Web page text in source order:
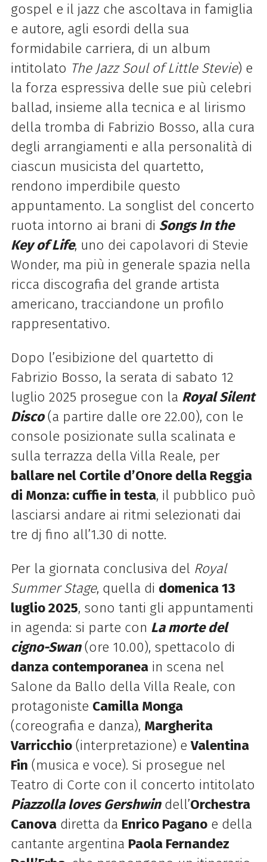
gospel e il jazz che ascoltava in famiglia
e autore, agli esordi della sua
formidabile carriera, di un album
intitolato The Jazz Soul of Little Stevie) e
la forza espressiva delle sue più celebri
ballad, insieme alla tecnica e al lirismo
della tromba di Fabrizio Bosso, alla cura
degli arrangiamenti e alla personalità di
ciascun musicista del quartetto,
rendono imperdibile questo
appuntamento. La songlist del concerto
ruota intorno ai brani di Songs In the
Key of Life, uno dei capolavori di Stevie
Wonder, ma più in generale spazia nella
ricca discografia del grande artista
americano, tracciandone un profilo
rappresentativo.
Dopo l’esibizione del quartetto di
Fabrizio Bosso, la serata di sabato 12
luglio 2025 prosegue con la Royal Silent
Disco(a partire dalle ore 22.00), con le
console posizionate sulla scalinata e
sulla terrazza della Villa Reale, per
ballare nel Cortile d’Onore della Reggia
di Monza: cuffie in testa, il pubblico può
lasciarsi andare ai ritmi selezionati dai
tre dj fino all’1.30 di notte.
Per la giornata conclusiva del Royal
Summer Stage, quella di domenica 13
luglio 2025, sono tanti gli appuntamenti
in agenda: si parte con La morte del
cigno-Swan(ore 10.00), spettacolo di
danza contemporaneain scena nel
Salone da Ballo della Villa Reale, con
protagoniste Camilla Monga
(coreografia e danza), Margherita
Varricchio(interpretazione) eValentina
Fin (musica e voce). Si prosegue nel
Teatro di Corte con il concerto intitolato
Piazzolla loves Gershwindell’Orchestra
Canovadiretta da Enrico Paganoe della
cantante argentina Paola Fernandez